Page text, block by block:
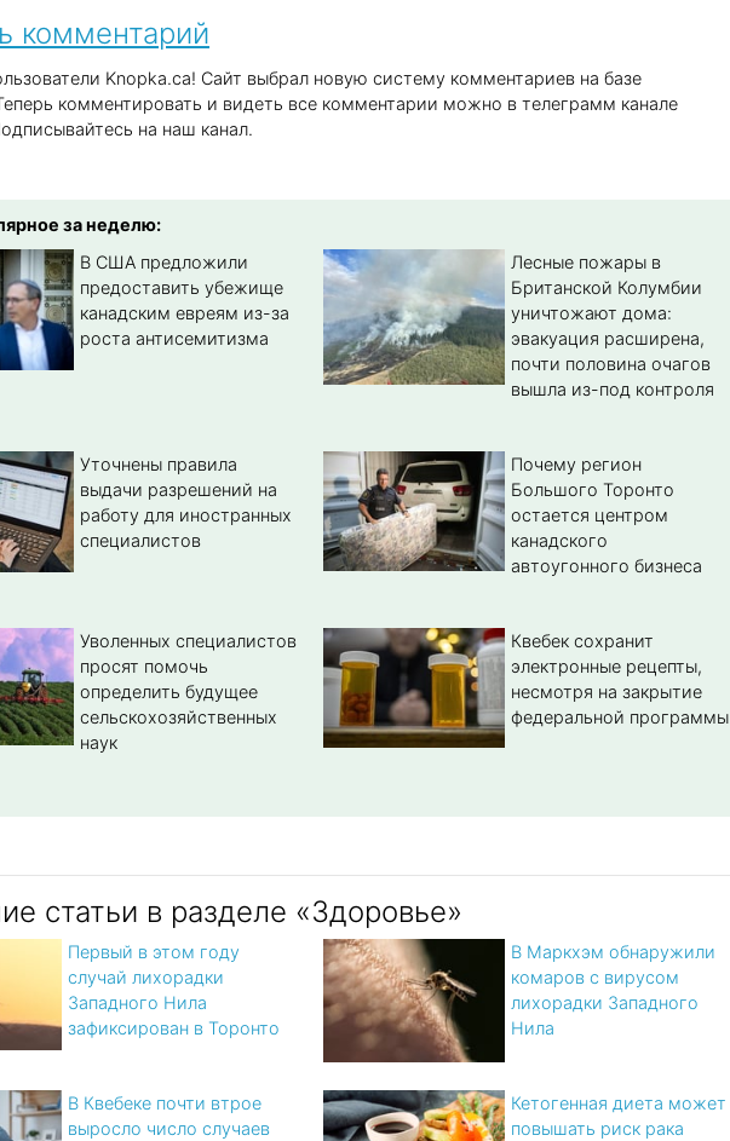
комментарий
Knopka.ca! Сайт выбрал новую систему комментариев на базе
комментировать и видеть все комментарии можно в телеграмм канале
на наш канал.
за неделю:
В США предложили
предоставить убежище
канадским евреям из-за
роста антисемитизма
Лесные пожары в
Британской Колумбии
уничтожают дома:
эвакуация расширена,
почти половина очагов
вышла из-под контроля
Уточнены правила
выдачи разрешений на
работу для иностранных
специалистов
Почему регион
Большого Торонто
остается центром
канадского
автоугонного бизнеса
Уволенных специалистов
просят помочь
определить будущее
сельскохозяйственных
наук
Квебек сохранит
электронные рецепты,
несмотря на закрытие
федеральной программы
статьи в разделе «Здоровье»
Первый в этом году
случай лихорадки
Западного Нила
зафиксирован в Торонто
В Маркхэм обнаружили
комаров с вирусом
лихорадки Западного
Нила
В Квебеке почти втрое
выросло число случаев
Кетогенная диета может
повышать риск рака